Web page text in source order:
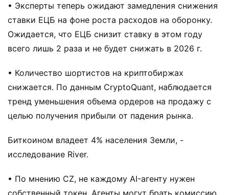
• Эксперты теперь ожидают замедления снижения
ставки ЕЦБ на фоне роста расходов на оборонку.
Ожидается, что ЕЦБ снизит ставку в этом году
всего лишь 2 раза и не будет снижать в 2026 г.
• Количество шортистов на криптобиржах
снижается. По данным CryptoQuant, наблюдается
тренд уменьшения объема ордеров на продажу с
целью получения прибыли от падения рынка.
Биткоином владеет 4% населения Земли, -
исследование River.
• По мнению CZ, не каждому AI-агенту нужен